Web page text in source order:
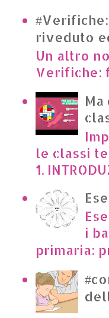
riveduto
Un altro
Verifiche:
le classi
1.
i
primaria: